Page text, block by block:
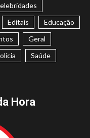
Editais
Educação
Geral
Saúde
Hora